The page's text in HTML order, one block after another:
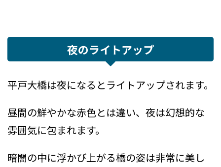
夜のライトアップ
平戸大橋は夜になるとライトアップされます。
昼間の鮮やかな赤色とは違い、夜は幻想的な
雰囲気に包まれます。
暗闇の中に浮かび上がる橋の姿は非常に美し